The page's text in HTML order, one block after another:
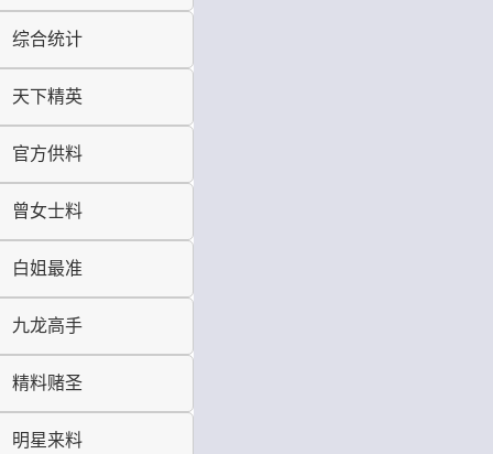
综合统计
天下精英
官方供料
曾女士料
白姐最准
九龙高手
精料赌圣
明星来料